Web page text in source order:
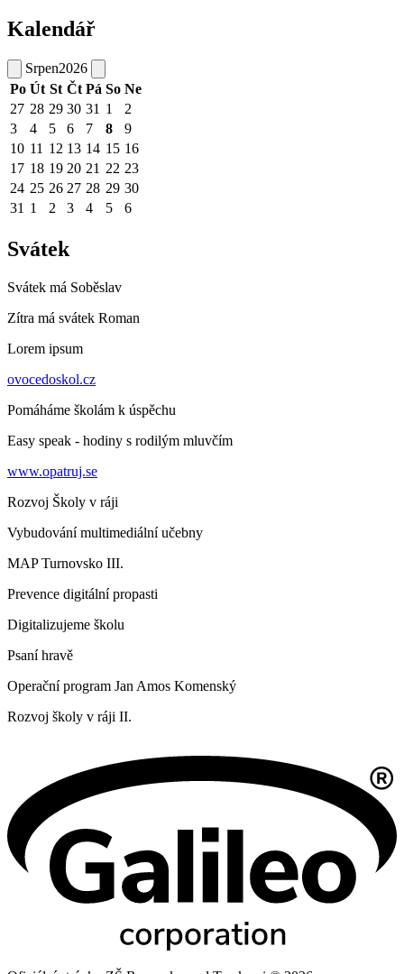
Kalendář
Srpen2026
Po Út St Čt Pá So Ne
27 28 29 30 31 1
2
3
4 5 6 7 8
9
10 11 12 13 14 15 16
17 18 19 20 21 22 23
24 25 26 27 28 29 30
31 1 2 3 4 5 6
Svátek
Svátek má Soběslav
Zítra má svátek Roman
Lorem ipsum
ovocedoskol.cz
Pomáháme školám k úspěchu
Easy speak - hodiny s rodilým mluvčím
www.opatruj.se
Rozvoj Školy v ráji
Vybudování multimediální učebny
MAP Turnovsko III.
Prevence digitální propasti
Digitalizujeme školu
Psaní hravě
Operační program Jan Amos Komenský
Rozvoj školy v ráji II.